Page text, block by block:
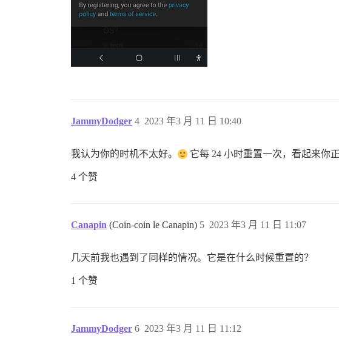
JammyDodger 2023 年3 月 11 日 10:40
4
我认为你的时机不太好。 它每 24 小时重置一次，看起来你
4 个赞
Canapin (Coin-coin le Canapin) 2023 年3 月 11 日 11:07
5
几天前我也遇到了同样的情况。它是在什么时候重置的？
1 个赞
JammyDodger 2023 年3 月 11 日 11:12
6